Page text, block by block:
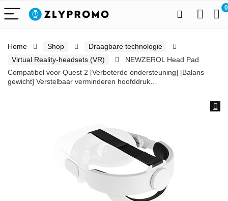
0
Home Shop
Draagbare technologie
Virtual Reality-headsets (VR)
NEWZEROL Head Pad
Compatibel voor Quest 2 [Verbeterde ondersteuning] [Balans
gewicht] Verstelbaar verminderen hoofddruk…